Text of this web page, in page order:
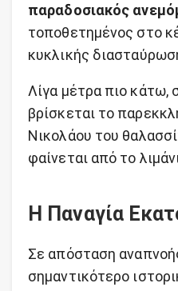
παραδοσιακός
τοποθετημένος στο
κυκλικής
Λίγα μέτρα πιο κάτω,
βρίσκεται το
Νικολάου του
φαίνεται από το
Η Παναγία
Σε απόσταση
σημαντικότερο